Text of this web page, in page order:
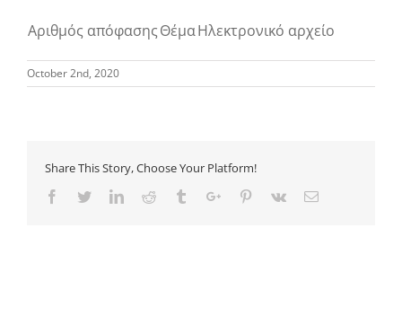
Αριθμός απόφασηςΘέμαΗλεκτρονικό αρχείο
October 2nd, 2020
Share This Story, Choose Your Platform!
Facebook
TwitterLinkedinReddit TumblrGoogle+Pinterest
Vk Email